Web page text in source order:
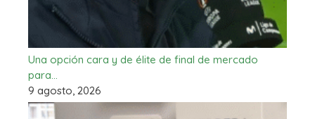
Una opción cara y de élite de final de mercado
para…
9 agosto, 2026